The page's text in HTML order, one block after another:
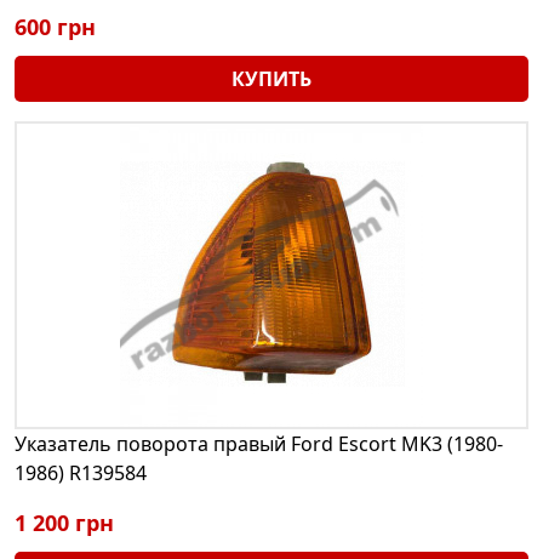
600 грн
КУПИТЬ
Указатель поворота правый Ford Escort MK3 (1980-
1986) R139584
1 200 грн